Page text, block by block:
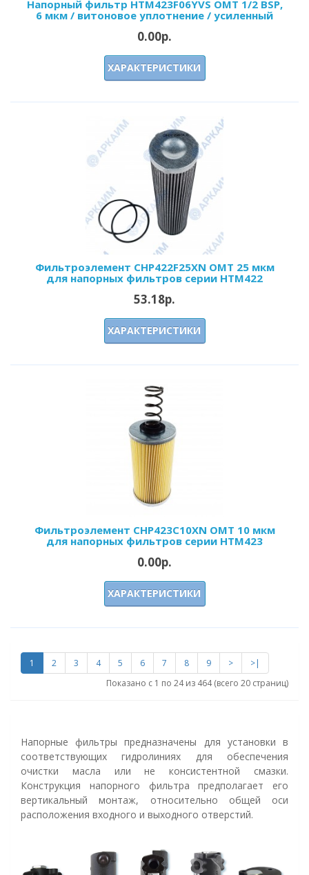
Напорный фильтр HTM423F06YVS OMT 1/2 BSP,
6 мкм / витоновое уплотнение / усиленный
0.00р.
ХАРАКТЕРИСТИКИ
Фильтроэлемент CHP422F25XN OMT 25 мкм
для напорных фильтров серии HTM422
53.18р.
ХАРАКТЕРИСТИКИ
Фильтроэлемент CHP423C10XN OMT 10 мкм
для напорных фильтров серии HTM423
0.00р.
ХАРАКТЕРИСТИКИ
1 2 3 4 5 6 7 8 9 >
>|
Показано с 1 по 24 из 464 (всего 20 страниц)
Напорные фильтры предназначены для установки в
соответствующих гидролиниях для обеспечения
очистки масла или не консистентной смазки.
Конструкция напорного фильтра предполагает его
вертикальный монтаж, относительно общей оси
расположения входного и выходного отверстий.